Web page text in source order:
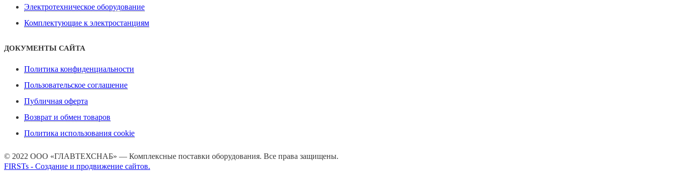
Электротехническое оборудование
Комплектующие к электростанциям
ДОКУМЕНТЫ САЙТА
Политика конфиденциальности
Пользовательское соглашение
Публичная оферта
Возврат и обмен товаров
Политика использования cookie
© 2022 ООО «ГЛАВТЕХСНАБ» — Комплексные поставки оборудования. Все права защищены.
FIRSTs - Создание и продвижение сайтов.